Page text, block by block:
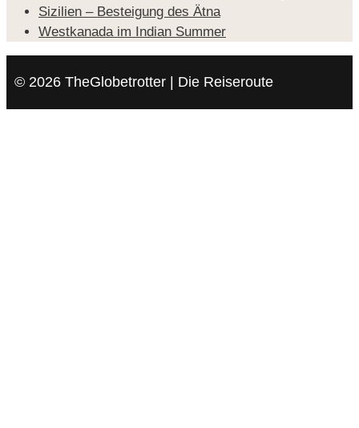
Sizilien – Besteigung des Ätna
Westkanada im Indian Summer
© 2026 TheGlobetrotter | Die Reiseroute